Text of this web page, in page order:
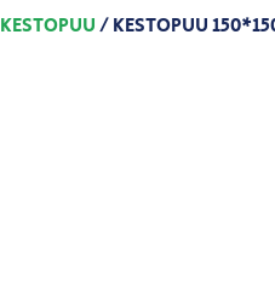
KESTOPUU/ KESTOPUU